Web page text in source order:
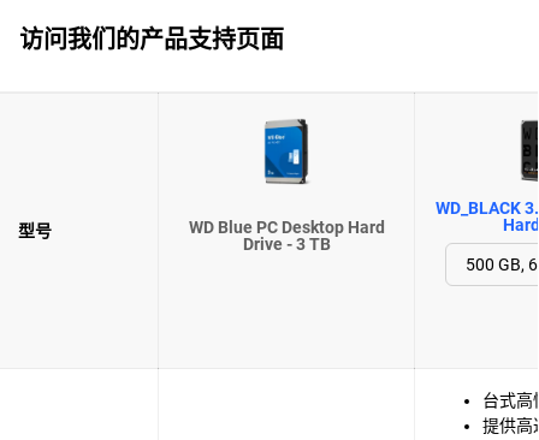
访问我们的产品支持页面
型号
WD Blue PC Desktop Hard
Drive - 3 TB
WD_BLACK
台式高
提供高